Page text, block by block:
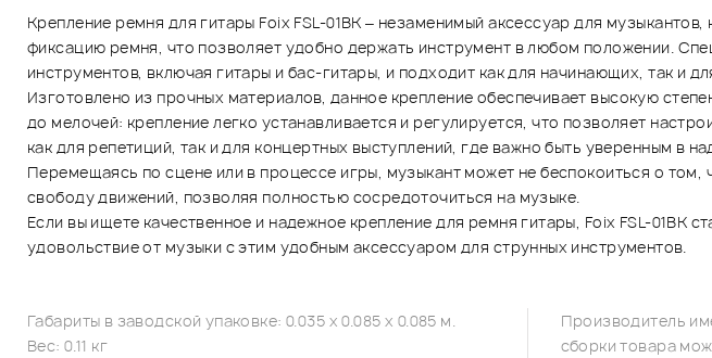
Крепление ремня для гитары Foix FSL-01BK – незаменимый аксессуар для
фиксацию ремня, что позволяет удобно держать инструмент в любом положении.
инструментов, включая гитары и бас-гитары, и подходит как для начинающих, так и
Изготовлено из прочных материалов, данное крепление обеспечивает высокую
до мелочей: крепление легко устанавливается и регулируется, что позволяет
как для репетиций, так и для концертных выступлений, где важно быть уверенным в
Перемещаясь по сцене или в процессе игры, музыкант может не беспокоиться о
свободу движений, позволяя полностью сосредоточиться на музыке.
Если вы ищете качественное и надежное крепление для ремня гитары, Foix FSL-
удовольствие от музыки с этим удобным аксессуаром для струнных инструментов.
Габариты в заводской упаковке: 0.035 x 0.085 x 0.085 м.
Вес: 0.11 кг
Производитель
сборки товара